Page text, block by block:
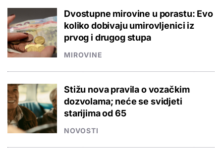
Dvostupne mirovine u porastu: Evo
koliko dobivaju umirovljenici iz
prvog i drugog stupa
MIROVINE
Stižu nova pravila o vozačkim
dozvolama; neće se svidjeti
starijima od 65
NOVOSTI